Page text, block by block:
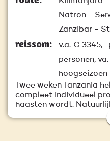
Natron -
Zanzibar -
reissom: v.a. € 3345,-
personen,
hoogseizoen
Twee weken Tanzania
compleet individueel
haasten wordt.